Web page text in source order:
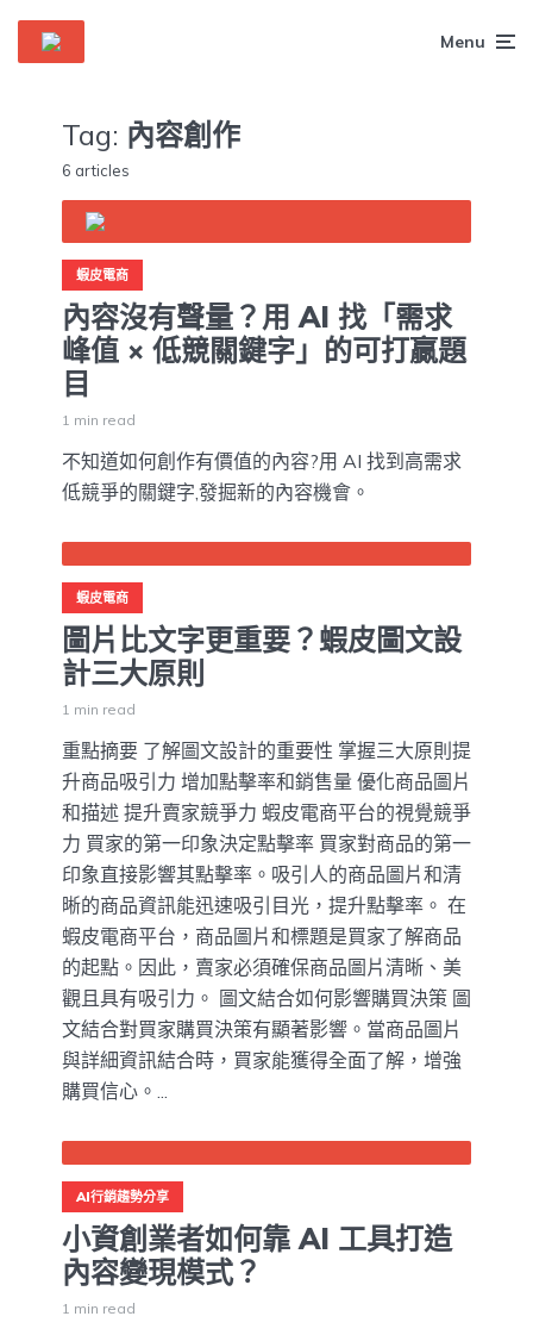
Menu
Tag: 內容創作
6 articles
蝦皮電商
內容沒有聲量？用 AI 找「需求
峰值 × 低競關鍵字」的可打贏題
目
1 min read
不知道如何創作有價值的內容?用 AI 找到高需求
低競爭的關鍵字,發掘新的內容機會。
蝦皮電商
圖片比文字更重要？蝦皮圖文設
計三大原則
1 min read
重點摘要 了解圖文設計的重要性 掌握三大原則提
升商品吸引力 增加點擊率和銷售量 優化商品圖片
和描述 提升賣家競爭力 蝦皮電商平台的視覺競爭
力 買家的第一印象決定點擊率 買家對商品的第一
印象直接影響其點擊率。吸引人的商品圖片和清
晰的商品資訊能迅速吸引目光，提升點擊率。 在
蝦皮電商平台，商品圖片和標題是買家了解商品
的起點。因此，賣家必須確保商品圖片清晰、美
觀且具有吸引力。 圖文結合如何影響購買決策 圖
文結合對買家購買決策有顯著影響。當商品圖片
與詳細資訊結合時，買家能獲得全面了解，增強
購買信心。...
AI行銷趨勢分享
小資創業者如何靠 AI 工具打造
內容變現模式？
1 min read